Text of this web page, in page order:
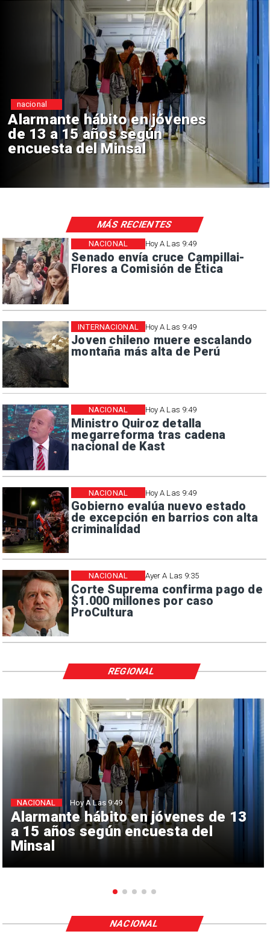
Aprueban creación del Parque
Sebastián Piñera con inversión
de $4 mil millones
Regiones
Hoy A Las 9:49
Senado envía cruce Campillai-
Flores a Comisión de Ética
NACIONAL
Hoy A Las 9:49
Joven chileno muere escalando
montaña más alta de Perú
INTERNACIONAL
Hoy A Las 9:49
Ministro Quiroz detalla
megarreforma tras cadena
nacional de Kast
NACIONAL
Hoy A Las 9:49
Gobierno evalúa nuevo estado
de excepción en barrios con alta
criminalidad
NACIONAL
Ayer A Las 9:35
Corte Suprema confirma pago de
$1.000 millones por caso
ProCultura
NACIONAL
MÁS RECIENTES
Alarmante hábito en jóvenes de 13
a 15 años según encuesta del
Minsal
NACIONAL Hoy A Las 9:49
REGIONAL
NACIONAL